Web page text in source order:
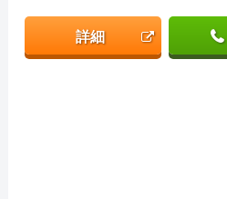
詳細